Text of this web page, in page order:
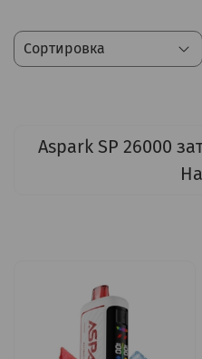
Aspark SP 26000